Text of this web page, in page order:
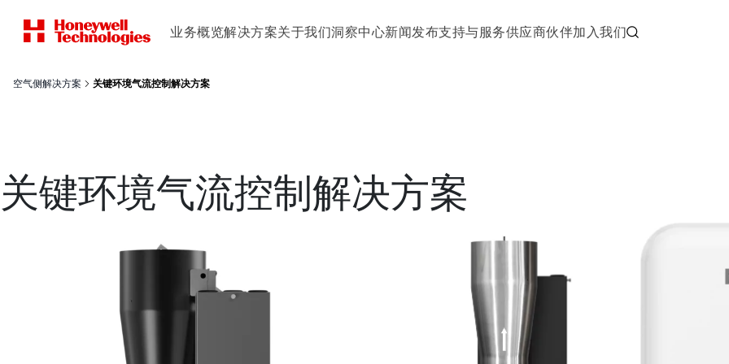
业务概览解决方案关于我们洞察中心新闻发布支持与服务供应商伙伴加入我们
空气侧解决方案 关键环境气流控制解决方案
关键环境气流控制解决方案